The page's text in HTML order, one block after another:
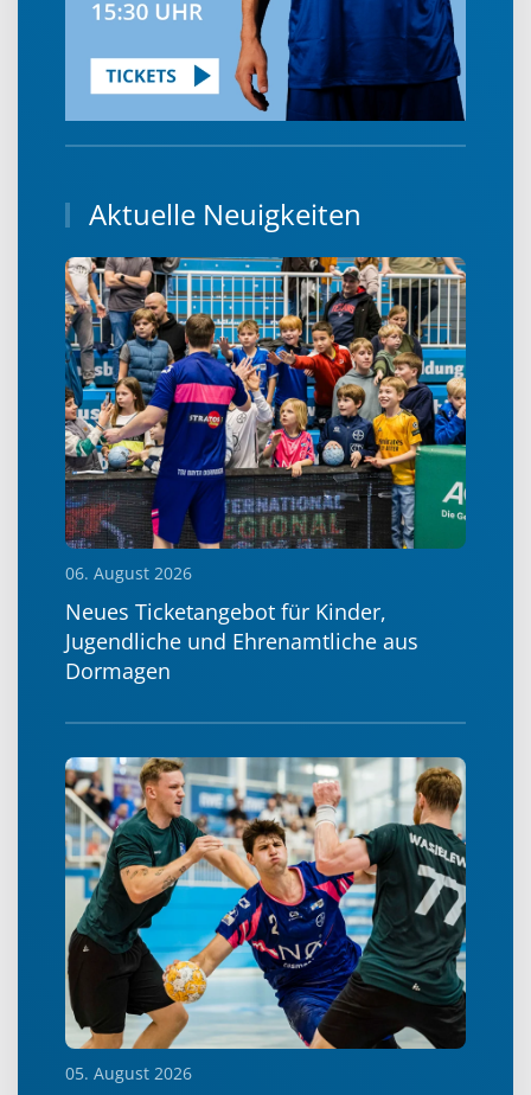
Aktuelle Neuigkeiten
06. August 2026
Neues Ticketangebot für Kinder,
Jugendliche und Ehrenamtliche aus
Dormagen
05. August 2026